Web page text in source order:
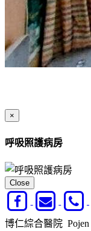
×
呼吸照護病房
Close
博仁綜合醫院